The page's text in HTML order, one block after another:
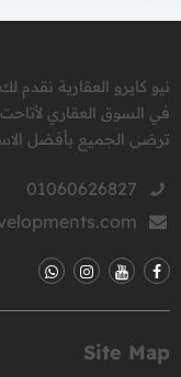
نيو كايرو العقارية نقدم
في السوق العقاري
ترضى الجميع بأفضل
01060626827
Site Map